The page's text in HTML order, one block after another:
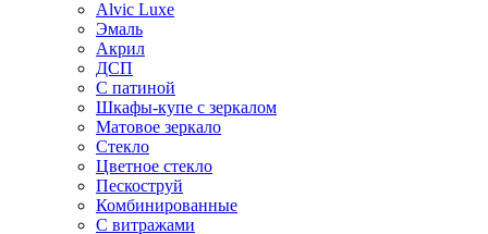
Alvic Luxe
Эмаль
Акрил
ДСП
С патиной
Шкафы-купе с зеркалом
Матовое зеркало
Стекло
Цветное стекло
Пескоструй
Комбинированные
С витражами